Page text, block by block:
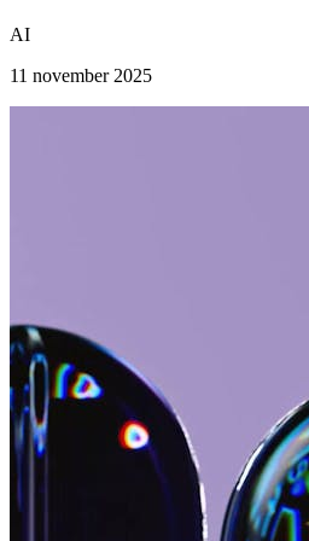
AI
11 november 2025